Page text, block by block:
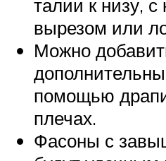
талии к низу,
вырезом или
Можно
помощью
плечах.
Фасоны с